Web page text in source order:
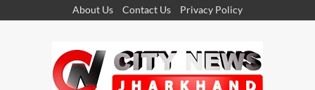
About Us Contact Us Privacy Policy